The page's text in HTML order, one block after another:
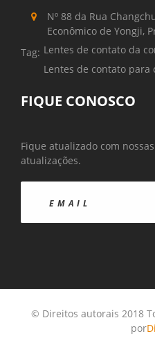
Nº 88 da Rua
Econômico de Yongji,
Tag: Lentes de contato da
Lentes de contato para
FIQUE CONOSCO
Fique atualizado com
atualizações.
© Direitos autorais 2018
por